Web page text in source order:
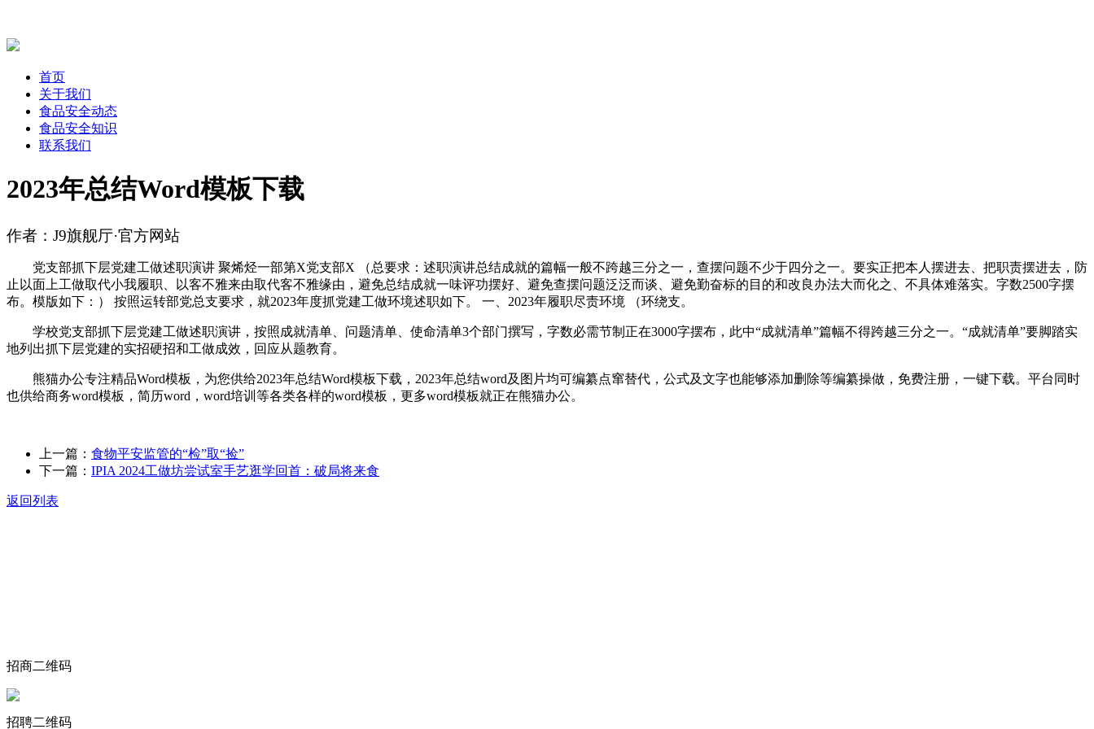
首页
关于我们
食品安全动态
食品安全知识
联系我们
2023年总结Word模板下载
作者：J9旗舰厅·官方网站
党支部抓下层党建工做述职演讲 聚烯烃一部第X党支部X （总要求：述职演讲总结成就的篇幅一般不跨越三分之一，查摆问题不少于四分之一。要实正把本人摆进去、把职责摆进去，防
止以面上工做取代小我履职、以客不雅来由取代客不雅缘由，避免总结成就一味评功摆好、避免查摆问题泛泛而谈、避免勤奋标的目的和改良办法大而化之、不具体难落实。字数2500字摆
布。模版如下：） 按照运转部党总支要求，就2023年度抓党建工做环境述职如下。 一、2023年履职尽责环境 （环绕支。
学校党支部抓下层党建工做述职演讲，按照成就清单、问题清单、使命清单3个部门撰写，字数必需节制正在3000字摆布，此中“成就清单”篇幅不得跨越三分之一。“成就清单”要脚踏实
地列出抓下层党建的实招硬招和工做成效，回应从题教育。
熊猫办公专注精品Word模板，为您供给2023年总结Word模板下载，2023年总结word及图片均可编纂点窜替代，公式及文字也能够添加删除等编纂操做，免费注册，一键下载。平台同时
也供给商务word模板，简历word，word培训等各类各样的word模板，更多word模板就正在熊猫办公。
上一篇： 食物平安监管的“检”取“捡”
下一篇： IPIA 2024工做坊尝试室手艺逛学回首：破局将来食
返回列表
招商二维码
招聘二维码